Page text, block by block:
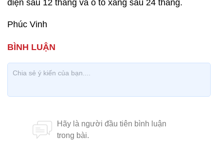
điện sau 12 tháng và ô tô xăng sau 24 tháng.
Phúc Vinh